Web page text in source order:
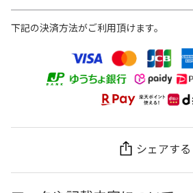
下記の決済方法がご利用頂けます。
シェアする